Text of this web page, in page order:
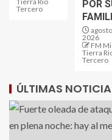
Tercero
POR
2026
FM Mi
Tierra
Tercero
ÚLTIMAS